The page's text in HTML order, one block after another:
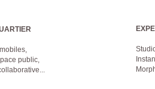
public,